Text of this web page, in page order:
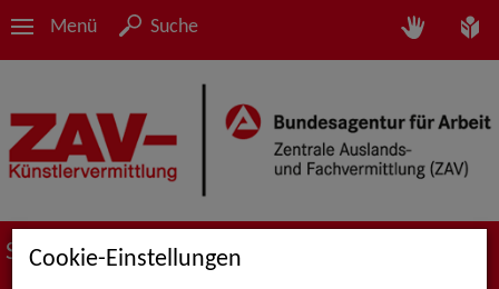
Menü Suche
Suche nach Künstler*innen
Cookie-Einstellungen